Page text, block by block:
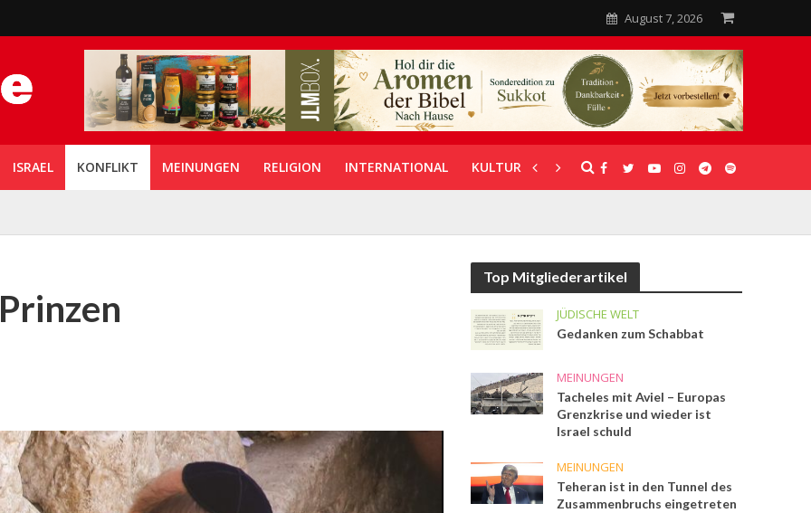
August 7, 2026
ISRAEL KONFLIKT MEINUNGEN RELIGION INTERNATIONAL KULTUR UNTERSTÜTZUNG
Top Mitgliederartikel
JÜDISCHE WELT
Gedanken zum Schabbat
MEINUNGEN
Tacheles mit Aviel – Europas
Grenzkrise und wieder ist
Israel schuld
MEINUNGEN
Teheran ist in den Tunnel des
Zusammenbruchs eingetreten